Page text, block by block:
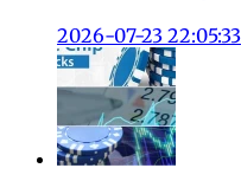
2026-07-23 22:05:33